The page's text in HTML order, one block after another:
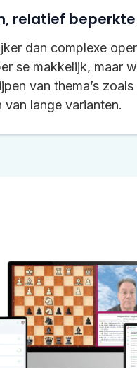
relatief
dan complexe
se makkelijk, maar
van thema’s
lange varianten.